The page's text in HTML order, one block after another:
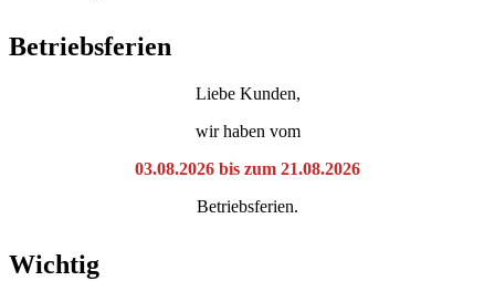
Betriebsferien
Liebe Kunden,
wir haben vom
03.08.2026 bis zum 21.08.2026
Betriebsferien.
Wichtig